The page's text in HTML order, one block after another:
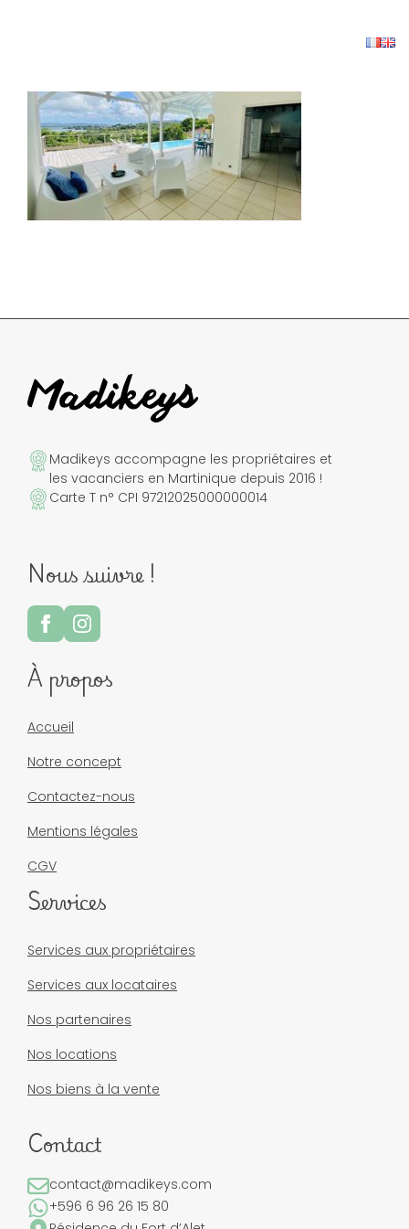
Madikeys accompagne les propriétaires et
les vacanciers en Martinique depuis 2016 !
Carte T n° CPI 97212025000000014
Nous suivre !
À propos
Accueil
Notre concept
Contactez-nous
Mentions légales
CGV
Services
Services aux propriétaires
Services aux locataires
Nos partenaires
Nos locations
Nos biens à la vente
Contact
contact@madikeys.com
+596 6 96 26 15 80